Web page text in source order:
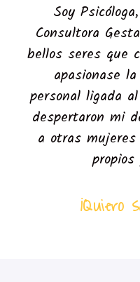
Soy
Consultora
bellos seres que
apasionase
personal ligada
despertaron mi
a otras
propios
¡Quiero